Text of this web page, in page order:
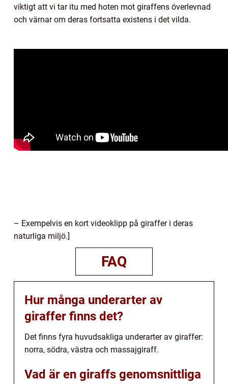
viktigt att vi tar itu med hoten mot giraffens överlevnad
och värnar om deras fortsatta existens i det vilda.
– Exempelvis en kort videoklipp på giraffer i deras
naturliga miljö.]
FAQ
Hur många underarter av
giraffer finns det?
Det finns fyra huvudsakliga underarter av giraffer:
norra, södra, västra och massajgiraff.
Vad är en giraffs genomsnittliga